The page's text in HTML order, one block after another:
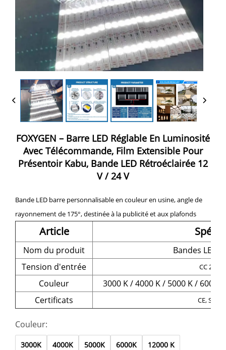
FOXYGEN – Barre LED Réglable En Luminosité
Avec Télécommande, Film Extensible Pour
Présentoir Kabu, Bande LED Rétroéclairée 12
V / 24 V
Bande LED barre personnalisable en couleur en usine, angle de
rayonnement de 175°, destinée à la publicité et aux plafonds
Article
Nom du produit
Bandes LED
Tension d'entrée
CC 24 V
Couleur
3000 K / 4000 K / 5000 K / 6000
Certificats
CE, SGS,
Couleur:
3000K 4000K 5000K 6000K 12000 K